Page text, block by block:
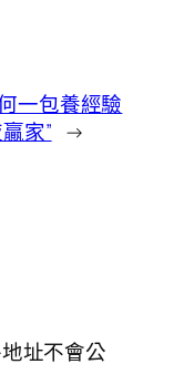
一包養經驗
家” →
址不會公